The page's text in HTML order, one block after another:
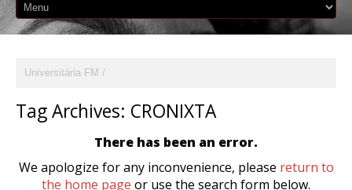
Universitária FM
Tag Archives: CRONIXTA
There has been an error.
We apologize for any inconvenience, please return to
the home page or use the search form below.